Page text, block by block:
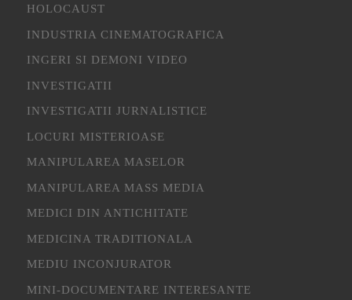
HOLOCAUST
INDUSTRIA CINEMATOGRAFICA
INGERI SI DEMONI VIDEO
INVESTIGATII
INVESTIGATII JURNALISTICE
LOCURI MISTERIOASE
MANIPULAREA MASELOR
MANIPULAREA MASS MEDIA
MEDICI DIN ANTICHITATE
MEDICINA TRADITIONALA
MEDIU INCONJURATOR
MINI-DOCUMENTARE INTERESANTE